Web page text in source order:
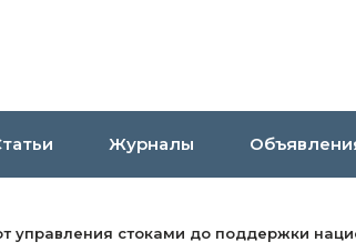
Журналы
управления стоками до поддержки